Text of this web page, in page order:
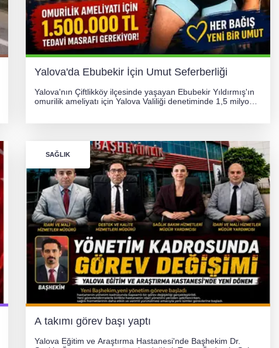
Yalova'da Ebubekir İçin Umut Seferberliği
Yalova'nın Çiftlikköy ilçesinde yaşayan Ebubekir Yıldırmış'ın
omurilik ameliyatı için Yalova Valiliği denetiminde 1,5 milyon
SAĞLIK
A takımı görev başı yaptı
Yalova Eğitim ve Araştırma Hastanesi'nde Başhekim Dr.